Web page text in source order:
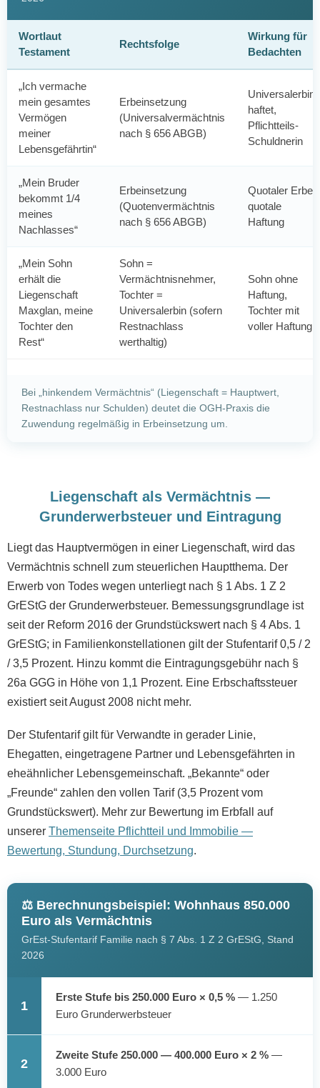
Wortlaut
Testament
Rechtsfolge
Wirkung für
Bedachten
„Ich vermache
mein gesamtes
Vermögen
meiner
Lebensgefährtin“
Erbeinsetzung
(Universalvermächtnis
nach § 656 ABGB)
Universalerbin,
haftet,
Pflichtteils-
Schuldnerin
„Mein Bruder
bekommt 1/4
meines
Nachlasses“
Erbeinsetzung
(Quotenvermächtnis
nach § 656 ABGB)
Quotaler Erbe,
quotale
Haftung
„Mein Sohn
erhält die
Liegenschaft
Maxglan, meine
Tochter den
Rest“
Sohn =
Vermächtnisnehmer,
Tochter =
Universalerbin (sofern
Restnachlass
werthaltig)
Sohn ohne
Haftung,
Tochter mit
voller Haftung
Bei „hinkendem Vermächtnis“ (Liegenschaft = Hauptwert,
Restnachlass nur Schulden) deutet die OGH-Praxis die
Zuwendung regelmäßig in Erbeinsetzung um.
Liegenschaft als Vermächtnis —
Grunderwerbsteuer und Eintragung
Liegt das Hauptvermögen in einer Liegenschaft, wird das
Vermächtnis schnell zum steuerlichen Hauptthema. Der
Erwerb von Todes wegen unterliegt nach § 1 Abs. 1 Z 2
GrEStG der Grunderwerbsteuer. Bemessungsgrundlage ist
seit der Reform 2016 der Grundstückswert nach § 4 Abs. 1
GrEStG; in Familienkonstellationen gilt der Stufentarif 0,5 / 2
/ 3,5 Prozent. Hinzu kommt die Eintragungsgebühr nach §
26a GGG in Höhe von 1,1 Prozent. Eine Erbschaftssteuer
existiert seit August 2008 nicht mehr.
Der Stufentarif gilt für Verwandte in gerader Linie,
Ehegatten, eingetragene Partner und Lebensgefährten in
eheähnlicher Lebensgemeinschaft. „Bekannte“ oder
„Freunde“ zahlen den vollen Tarif (3,5 Prozent vom
Grundstückswert). Mehr zur Bewertung im Erbfall auf
unserer Themenseite Pflichtteil und Immobilie —
Bewertung, Stundung, Durchsetzung.
⚖️ Berechnungsbeispiel: Wohnhaus 850.000
Euro als Vermächtnis
GrEst-Stufentarif Familie nach § 7 Abs. 1 Z 2 GrEStG, Stand
2026
1
Erste Stufe bis 250.000 Euro × 0,5 % — 1.250
Euro Grunderwerbsteuer
2
Zweite Stufe 250.000 — 400.000 Euro × 2 % —
3.000 Euro